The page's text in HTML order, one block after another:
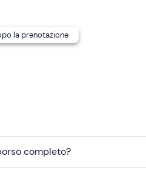
la prenotazione
completo?